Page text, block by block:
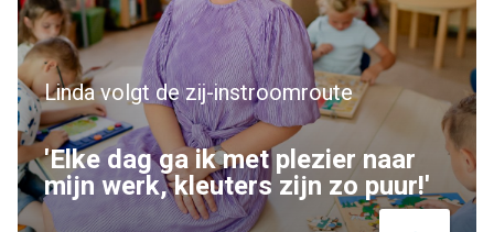
Linda volgt de zij-instroomroute
'Elke dag ga ik met plezier naar
mijn werk, kleuters zijn zo puur!'